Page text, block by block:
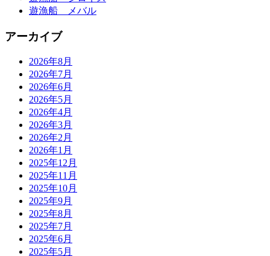
遊漁船 メバル
アーカイブ
2026年8月
2026年7月
2026年6月
2026年5月
2026年4月
2026年3月
2026年2月
2026年1月
2025年12月
2025年11月
2025年10月
2025年9月
2025年8月
2025年7月
2025年6月
2025年5月